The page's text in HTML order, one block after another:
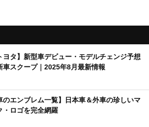
ヨタ】新型車デビュー・モデルチェンジ予想
車スクープ｜2025年8月最新情報
のエンブレム一覧】日本車＆外車の珍しいマ
・ロゴを完全網羅